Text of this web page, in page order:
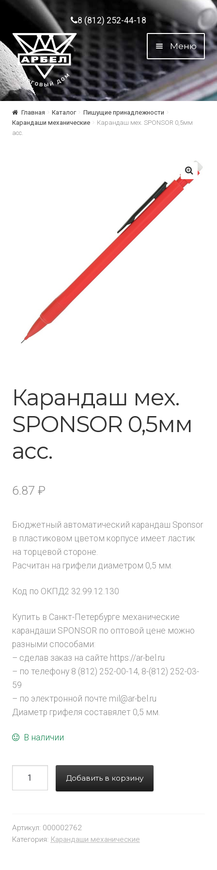
Перейти к навигации
Перейти к содержимому8 (812) 252-44-18
Меню
Главная Каталог
Пишущие принадлежности
Карандаши механические
Карандаш мех. SPONSOR 0,5мм
асс.
🔍
Карандаш мех.
SPONSOR 0,5мм
асс.
6.87 ₽
Бюджетный автоматический карандаш Sponsor
в пластиковом цветом корпусе имеет ластик
на торцевой стороне.
Расчитан на грифели диаметром 0,5 мм.
Код по ОКПД2 32.99.12.130
Купить в Санкт-Петербурге механические
карандаши SPONSOR по оптовой цене можно
разными способами:
– сделав заказ на сайте https://ar-bel.ru
– по телефону 8 (812) 252-00-14, 8-(812) 252-03-
59
– по электронной почте mil@ar-bel.ru
Диаметр грифеля составялет 0,5 мм.
В наличии
Добавить в корзину
Артикул: 000002762
Категория: Карандаши механические